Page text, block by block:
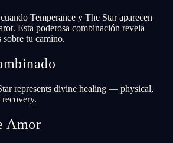
Temperance y The Star aparecen
Esta poderosa combinación revela
sobre tu camino.
represents divine healing — physical,
Amor